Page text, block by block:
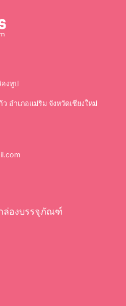
องทูป
อำเภอแม่ริม จังหวัดเชียงใหม่
ล่องบรรจุภัณฑ์